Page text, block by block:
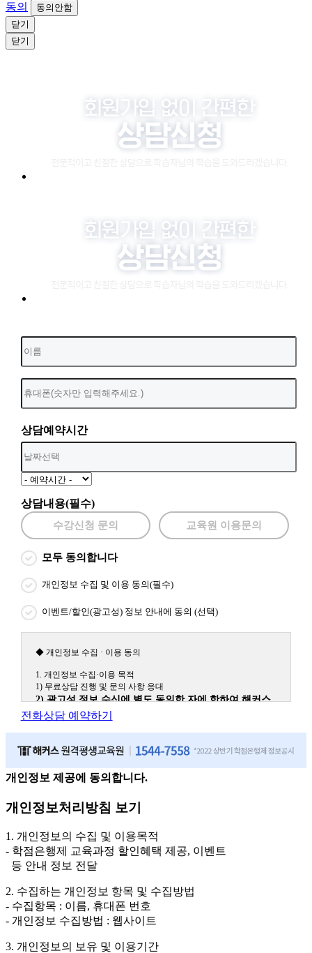
동의
동의안함
닫기
닫기
상담예약시간
상담내용(필수)
수강신청 문의 교육원 이용문의
모두 동의합니다
개인정보 수집 및 이용 동의(필수)
이벤트/할인(광고성) 정보 안내에 동의 (선택)
◆ 개인정보 수집 · 이용 동의
1. 개인정보 수집·이용 목적
1) 무료상담 진행 및 문의 사항 응대
2) 광고성 정보 수신에 별도 동의한 자에 한하여 해커스
원격평생교육원을 비롯한 해커스 교육그룹의 새로운 서
(해커스교육그룹: 해커스인강, 해커스프랩, 해커스톡, 해커스중국
원, 해커스경찰, 해커스소방, 해커스공인중개사, 해커스주택관리
사, 해커스편입 등)
2. 개인정보 수집·이용 항목: 이름, 휴대폰번호
3. 개인정보 보유/이용 기간: 법령상 정하는 경우를 제외
하고는 회원탈퇴 시까지 이용 및 보관합니다. 단, 비회원
이거나 상담 시로부터 3년 이내 탈퇴하는 자의 경우, 소
비자 불만 또는 분쟁처리를 위해 3년간 보관합니다.
4. 신청자는 개인정보 수집·이용을 거부할 수 있습니다. 단, 거부의
경우에는 상담 신청이 제한됩니다.
전화상담 예약하기
개인정보 제공에 동의합니다.
개인정보처리방침 보기
1. 개인정보의 수집 및 이용목적
- 학점은행제 교육과정 할인혜택 제공, 이벤트
등 안내 정보 전달
2. 수집하는 개인정보 항목 및 수집방법
- 수집항목 : 이름, 휴대폰 번호
- 개인정보 수집방법 : 웹사이트
3. 개인정보의 보유 및 이용기간